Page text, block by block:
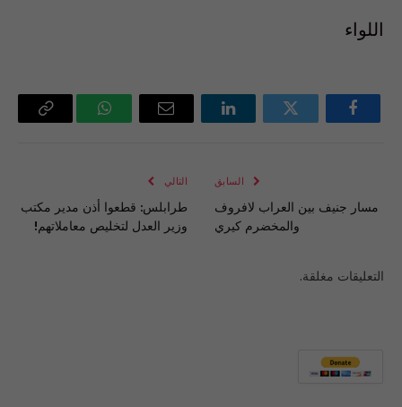
اللواء
فيسبوك تويتر لينكدإن
البريد
واتساب Copy
السابق
مسار جنيف بين العراب لافروف
والمخضرم كيري
التالي
طرابلس: قطعوا أذن مدير مكتب
وزير العدل لتخليص معاملاتهم!
التعليقات مغلقة.